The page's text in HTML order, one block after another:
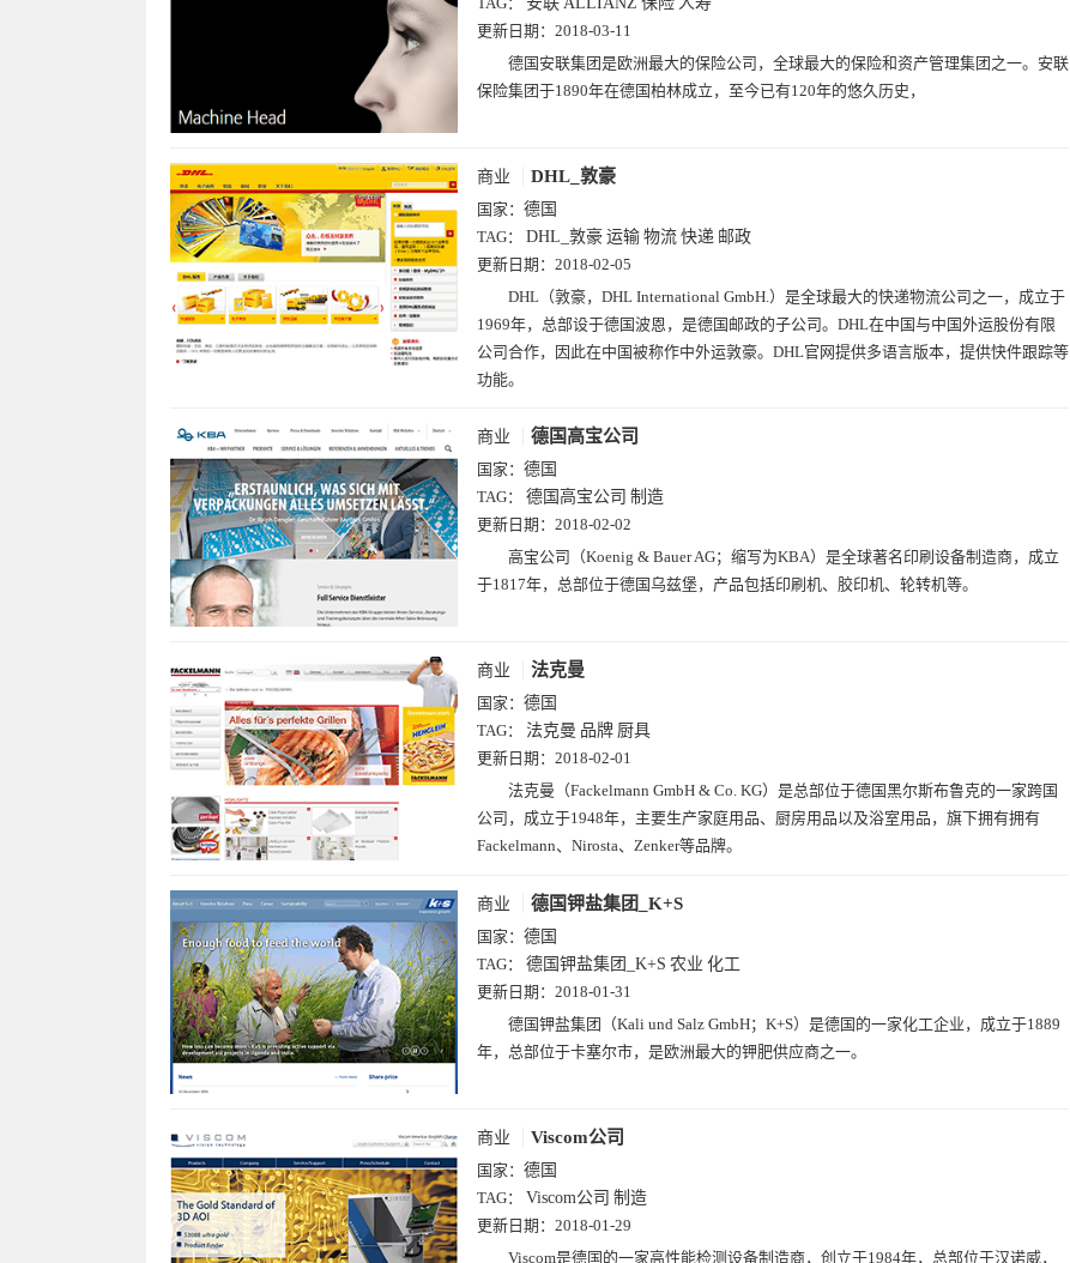
更新日期： 2018-03-11
德国安联集团是欧洲最大的保险公司，全球最大的保险和资产管理集团之一。安联
保险集团于1890年在德国柏林成立，至今已有120年的悠久历史，
商业 DHL_敦豪
国家： 德国
TAG： DHL_敦豪 运输 物流 快递 邮政
更新日期： 2018-02-05
DHL（敦豪，DHL International GmbH.）是全球最大的快递物流公司之一，成立于
1969年，总部设于德国波恩，是德国邮政的子公司。DHL在中国与中国外运股份有限
公司合作，因此在中国被称作中外运敦豪。DHL官网提供多语言版本，提供快件跟踪等
功能。
商业 德国高宝公司
国家： 德国
TAG： 德国高宝公司 制造
更新日期： 2018-02-02
高宝公司（Koenig & Bauer AG；缩写为KBA）是全球著名印刷设备制造商，成立
于1817年，总部位于德国乌兹堡，产品包括印刷机、胶印机、轮转机等。
商业 法克曼
国家： 德国
TAG： 法克曼 品牌 厨具
更新日期： 2018-02-01
法克曼（Fackelmann GmbH & Co. KG）是总部位于德国黑尔斯布鲁克的一家跨国
公司，成立于1948年，主要生产家庭用品、厨房用品以及浴室用品，旗下拥有拥有
Fackelmann、Nirosta、Zenker等品牌。
商业 德国钾盐集团_K+S
国家： 德国
TAG： 德国钾盐集团_K+S 农业 化工
更新日期： 2018-01-31
德国钾盐集团（Kali und Salz GmbH；K+S）是德国的一家化工企业，成立于1889
年，总部位于卡塞尔市，是欧洲最大的钾肥供应商之一。
商业 Viscom公司
国家： 德国
TAG： Viscom公司 制造
更新日期： 2018-01-29
Viscom是德国的一家高性能检测设备制造商，创立于1984年，总部位于汉诺威，